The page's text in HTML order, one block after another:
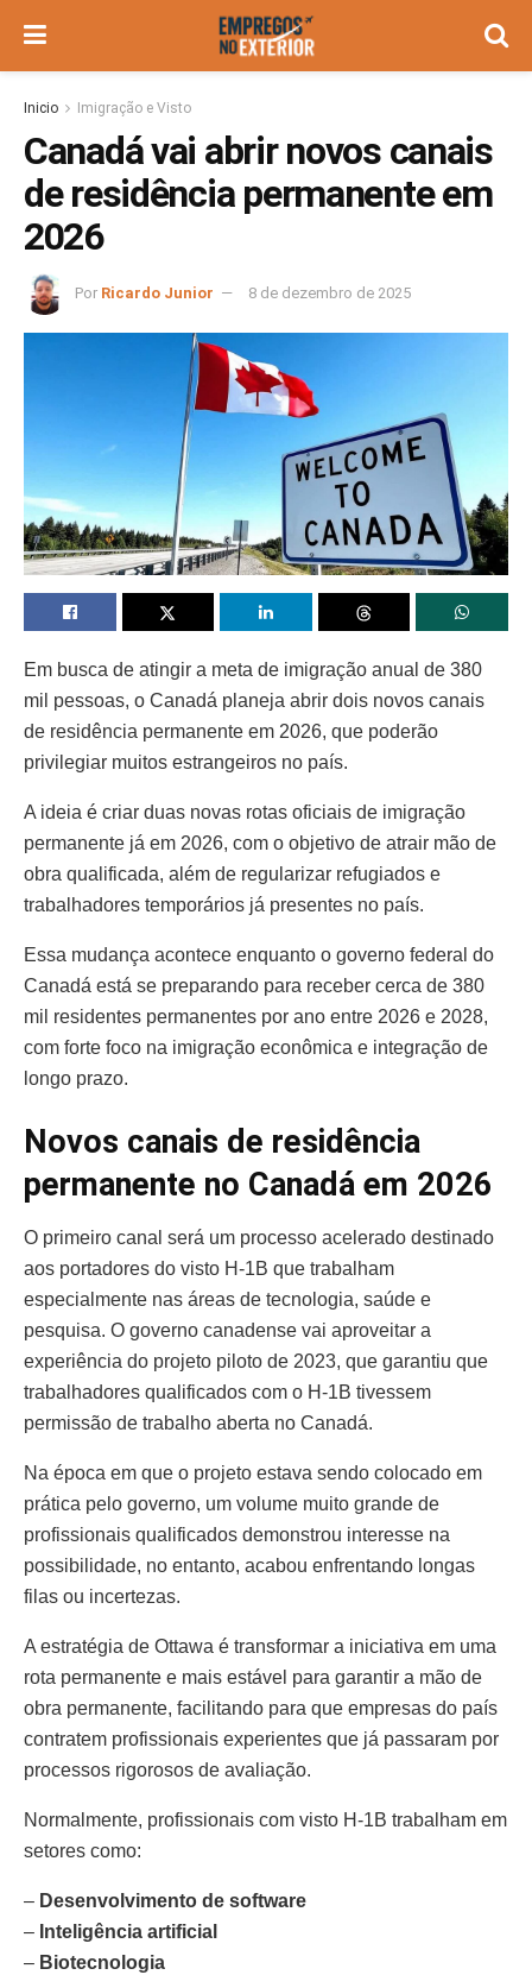
Inicio Imigração e Visto
Canadá vai abrir novos canais
de residência permanente em
2026
Por Ricardo Junior 8 de dezembro de 2025
Em busca de atingir a meta de imigração anual de 380
mil pessoas, o Canadá planeja abrir dois novos canais
de residência permanente em 2026, que poderão
privilegiar muitos estrangeiros no país.
A ideia é criar duas novas rotas oficiais de imigração
permanente já em 2026, com o objetivo de atrair mão de
obra qualificada, além de regularizar refugiados e
trabalhadores temporários já presentes no país.
Essa mudança acontece enquanto o governo federal do
Canadá está se preparando para receber cerca de 380
mil residentes permanentes por ano entre 2026 e 2028,
com forte foco na imigração econômica e integração de
longo prazo.
Novos canais de residência
permanente no Canadá em 2026
O primeiro canal será um processo acelerado destinado
aos portadores do visto H-1B que trabalham
especialmente nas áreas de tecnologia, saúde e
pesquisa. O governo canadense vai aproveitar a
experiência do projeto piloto de 2023, que garantiu que
trabalhadores qualificados com o H-1B tivessem
permissão de trabalho aberta no Canadá.
Na época em que o projeto estava sendo colocado em
prática pelo governo, um volume muito grande de
profissionais qualificados demonstrou interesse na
possibilidade, no entanto, acabou enfrentando longas
filas ou incertezas.
A estratégia de Ottawa é transformar a iniciativa em uma
rota permanente e mais estável para garantir a mão de
obra permanente, facilitando para que empresas do país
contratem profissionais experientes que já passaram por
processos rigorosos de avaliação.
Normalmente, profissionais com visto H-1B trabalham em
setores como:
– Desenvolvimento de software
– Inteligência artificial
– Biotecnologia